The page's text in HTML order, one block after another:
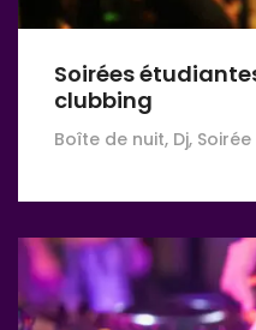
Soirées
clubbing
Boîte de nuit, Dj, Soirée